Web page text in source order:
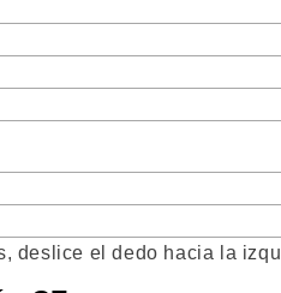
deslice el dedo hacia la